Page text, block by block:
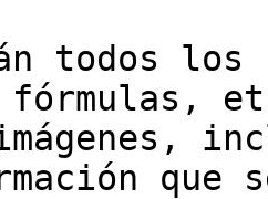
todos los
fórmulas,
que